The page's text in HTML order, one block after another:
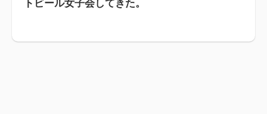
トビール女子会してきた。